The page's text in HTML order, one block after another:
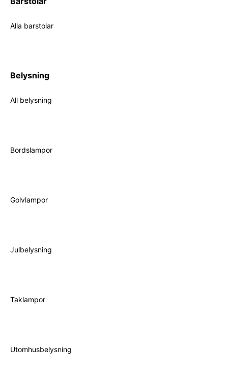
Alla barstolar
Belysning
All belysning
Bordslampor
Golvlampor
Julbelysning
Taklampor
Utomhusbelysning